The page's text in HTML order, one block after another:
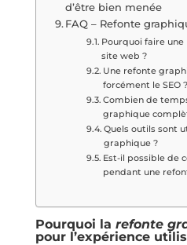
d’être bien menée
FAQ – Refonte
Pourquoi faire
site web ?
Une refonte
forcément le SEO ?
Combien de
graphique
Quels outils sont
graphique ?
Est-il possible de
pendant une
Pourquoi la refonte
pour l’expérience